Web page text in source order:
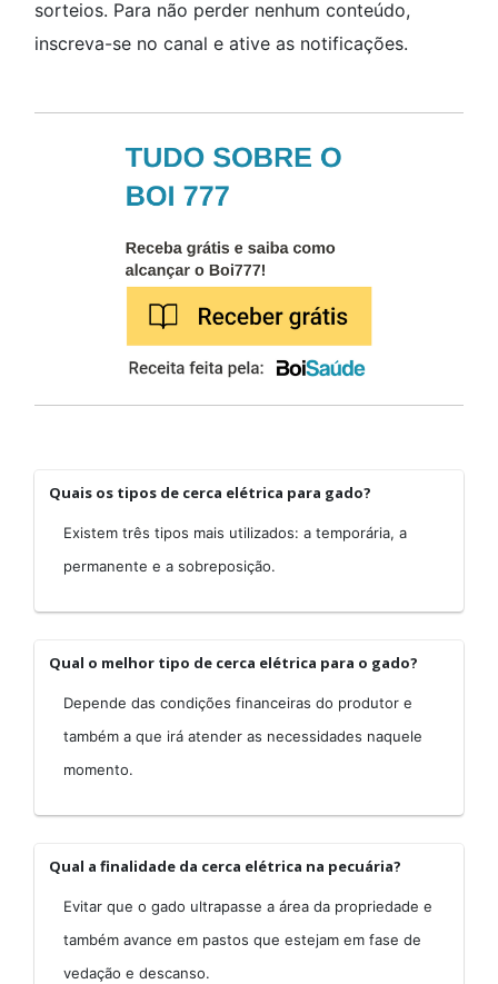
sorteios. Para não perder nenhum conteúdo,
inscreva-se no canal e ative as notificações.
Quais os tipos de cerca elétrica para gado?
Existem três tipos mais utilizados: a temporária, a
permanente e a sobreposição.
Qual o melhor tipo de cerca elétrica para o gado?
Depende das condições financeiras do produtor e
também a que irá atender as necessidades naquele
momento.
Qual a finalidade da cerca elétrica na pecuária?
Evitar que o gado ultrapasse a área da propriedade e
também avance em pastos que estejam em fase de
vedação e descanso.